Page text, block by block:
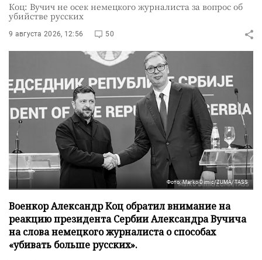
Коц: Вучич не осек немецкого журналиста за вопрос об
убийстве русских
9 августа 2026, 12:56 50
Фото: Marko Dimic/ZUMA/TASS
Военкор Александр Коц обратил внимание на
реакцию президента Сербии Александра Вучича
на слова немецкого журналиста о способах
«убивать больше русских».